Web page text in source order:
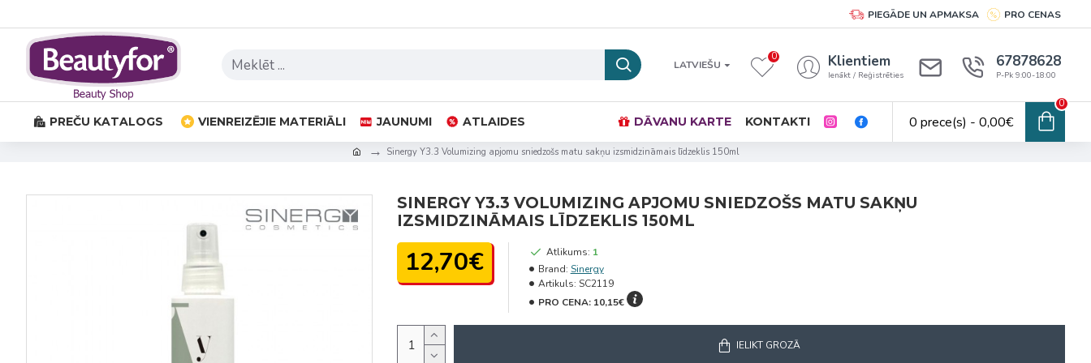
PIEGĀDE UN APMAKSA PRO CENAS
LATVIEŠU
0 Klientiem
Ienākt / Reģistrēties
67878628
P-Pk 9:00-18:00
PREČU KATALOGS VIENREIZĒJIE MATERIĀLI JAUNUMI ATLAIDES DĀVANU KARTE KONTAKTI 0 prece(s) - 0,00€
0
Sinergy Y3.3 Volumizing apjomu sniedzošs matu sakņu izsmidzināmais līdzeklis 150ml
SINERGY Y3.3 VOLUMIZING APJOMU SNIEDZOŠS MATU SAKŅU
IZSMIDZINĀMAIS LĪDZEKLIS 150ML
12,70€ Atlikums: 1
Brand: Sinergy
Artikuls: SC2119
PRO CENA: 10,15€
IELIKT GROZĀ